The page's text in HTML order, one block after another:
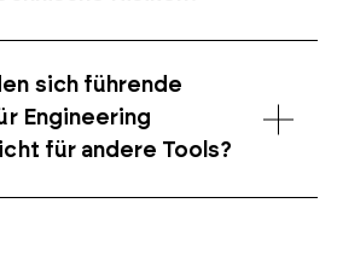
sich führende
Engineering
für andere Tools?